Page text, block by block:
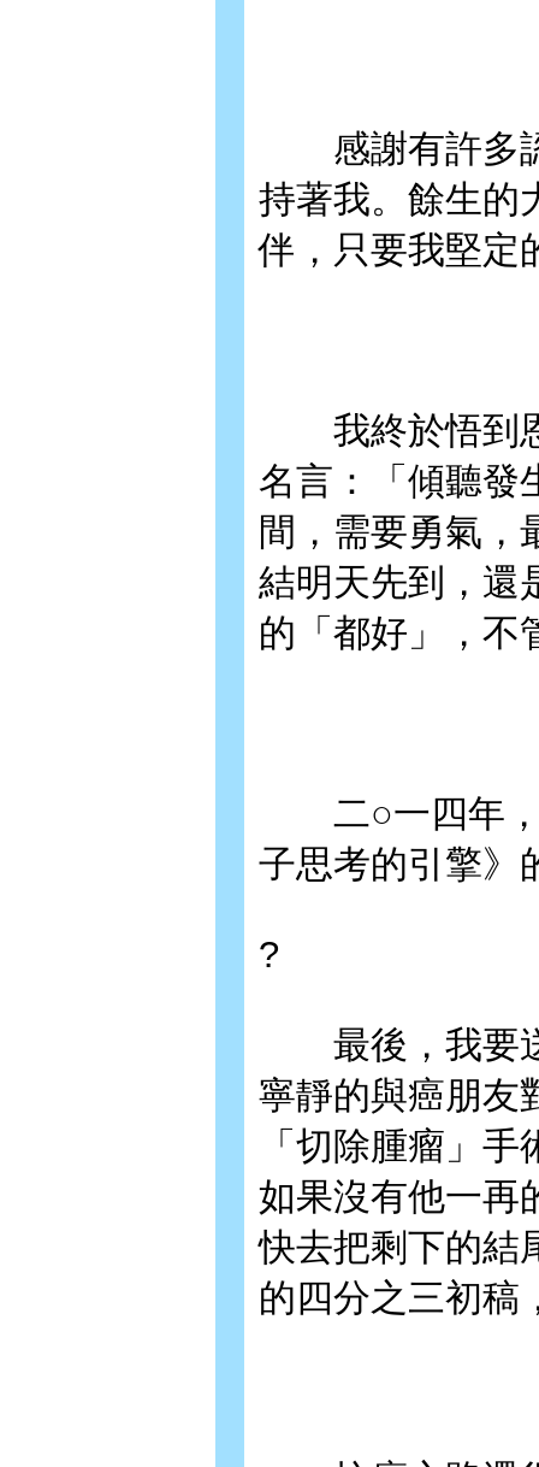
感謝有許多認
持著我。餘生的
伴，只要我堅定
我終於悟到恩
名言：「傾聽發
間，需要勇氣，
結明天先到，還
的「都好」，不
二○一四年，
子思考的引擎》
?
最後，我要送
寧靜的與癌朋友
「切除腫瘤」
如果沒有他一再
快去把剩下的結
的四分之三初稿